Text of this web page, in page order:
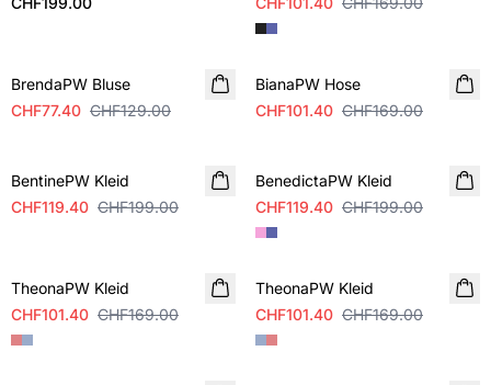
BrendaPW Bluse
CHF77.40 CHF129.00
SALE
BianaPW Hose
CHF101.40 CHF169.00
BentinePW Kleid
CHF119.40 CHF199.00
BenedictaPW Kleid
CHF119.40 CHF199.00
TheonaPW Kleid
CHF101.40 CHF169.00
SALE
TheonaPW Kleid
CHF101.40 CHF169.00
SALE SALE